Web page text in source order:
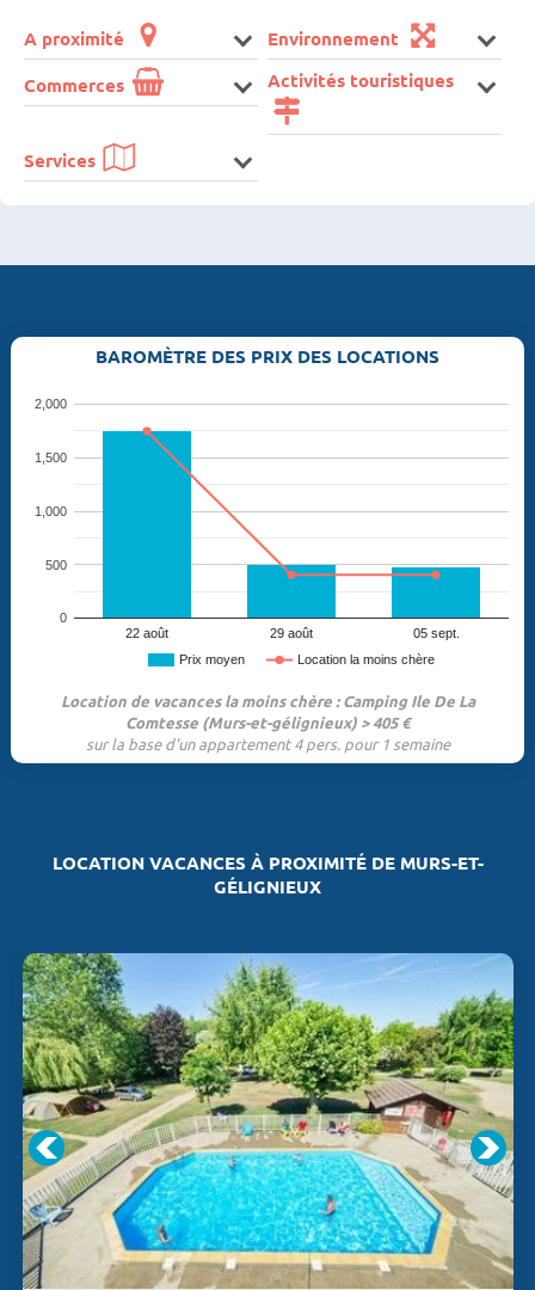
A proximité
Environnement
Commerces
Activités touristiques
Services
BAROMÈTRE DES PRIX DES LOCATIONS
Prix moyen Location la moins chère
22 août 29 août 05 sept.
0
500
1,000
1,500
2,000
Location de vacances la moins chère : Camping Ile De La
Comtesse (Murs-et-gélignieux) > 405 €
sur la base d'un appartement 4 pers. pour 1 semaine
LOCATION VACANCES À PROXIMITÉ DE MURS-ET-
GÉLIGNIEUX